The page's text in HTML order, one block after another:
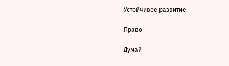
Устойчивое развитие
Право
Думай